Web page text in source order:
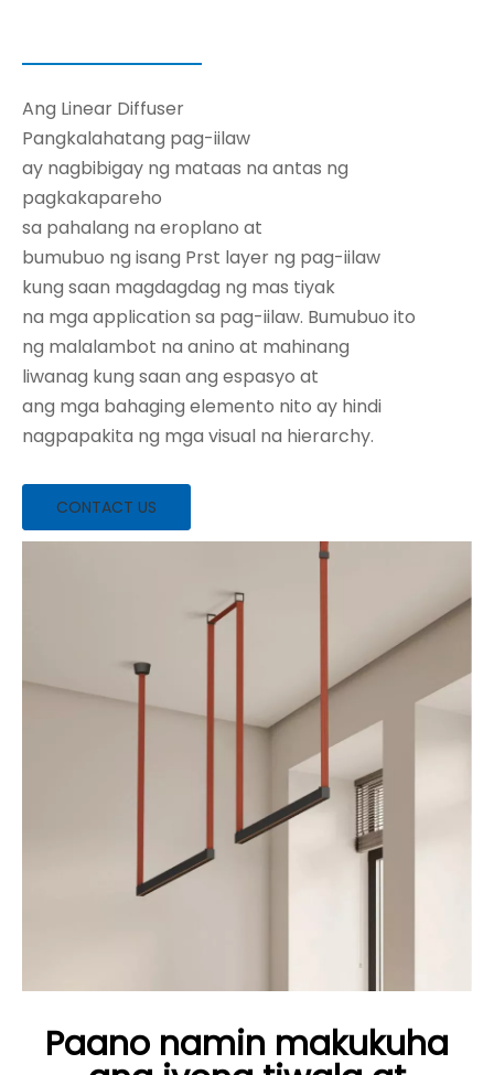
Ang Linear Diffuser
Pangkalahatang pag-iilaw
ay nagbibigay ng mataas na antas ng
pagkakapareho
sa pahalang na eroplano at
bumubuo ng isang Prst layer ng pag-iilaw
kung saan magdagdag ng mas tiyak
na mga application sa pag-iilaw. Bumubuo ito
ng malalambot na anino at mahinang
liwanag kung saan ang espasyo at
ang mga bahaging elemento nito ay hindi
nagpapakita ng mga visual na hierarchy.
CONTACT US
Paano namin makukuha